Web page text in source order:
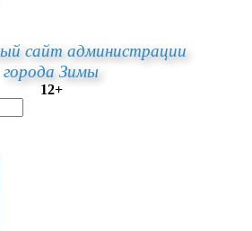
сайт администрации
города Зимы
12+